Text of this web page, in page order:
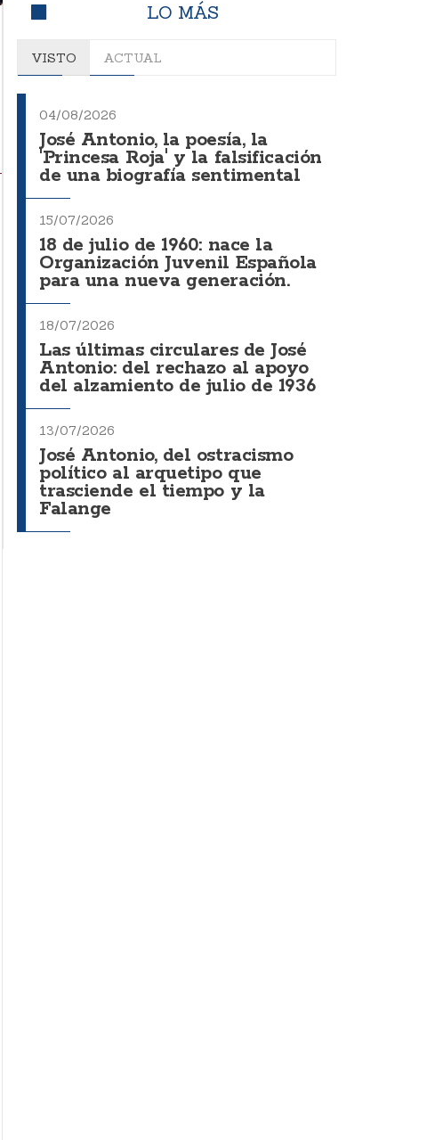
LO MÁS
VISTO ACTUAL
04/08/2026
José Antonio, la poesía, la
'Princesa Roja' y la falsificación
de una biografía sentimental
15/07/2026
18 de julio de 1960: nace la
Organización Juvenil Española
para una nueva generación.
18/07/2026
Las últimas circulares de José
Antonio: del rechazo al apoyo
del alzamiento de julio de 1936
13/07/2026
José Antonio, del ostracismo
político al arquetipo que
trasciende el tiempo y la
Falange